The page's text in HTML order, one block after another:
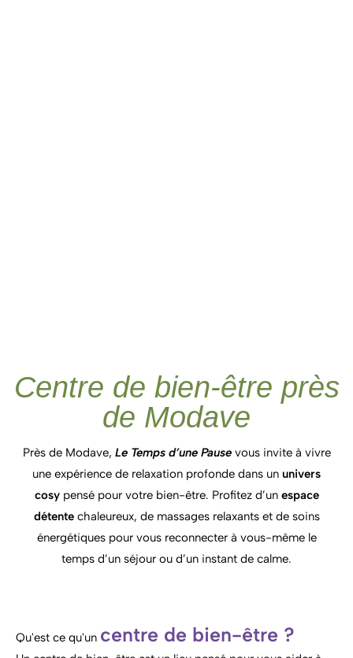
Centre de bien-être près
de Modave
Près de Modave, Le Temps d’une Pause vous invite à vivre
une expérience de relaxation profonde dans un univers
cosy pensé pour votre bien-être. Profitez d’un espace
détente chaleureux, de massages relaxants et de soins
énergétiques pour vous reconnecter à vous-même le
temps d’un séjour ou d’un instant de calme.
Qu'est ce qu'un centre de bien-être ?